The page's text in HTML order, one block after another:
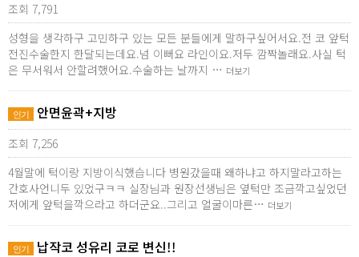
조회 7,791
성형을 생각하구 고민하구 있는 모든 분들에게 말하구싶어서요.전 코 앞턱
전진수술한지 한달되는데요.넘 이뻐요 라인이요.저두 깜짝놀래요.사실 턱
은 무서워서 안할려했어요.수술하는 날까지 … 더보기
인기 안면윤곽+지방
조회 7,256
4월말에 턱이랑 지방이식했습니다 병원갔을때 왜하냐고 하지말라고하는
간호사언니두 있었구ㅋㅋ 실장님과 원장선생님은 옆턱만 조금깍고싶었던
저에게 앞턱을깍으라고 하더군요..그리고 얼굴이마른… 더보기
인기 납작코 성유리 코로 변신!!